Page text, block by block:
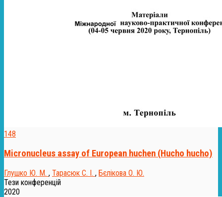
148
Micronucleus assay of European huchen (Hucho hucho)
Глушко Ю. М. , Тарасюк С. І. , Бєлікова О. Ю.
Тези конференцій
2020